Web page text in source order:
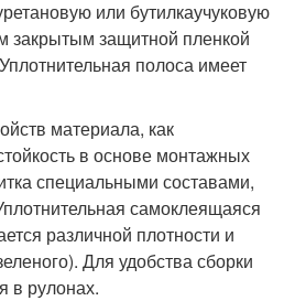
или бутилкаучуковую
закрытым защитной пленкой
полоса имеет
материала, как
в основе монтажных
специальными составами,
самоклеящаяся
различной плотности и
Для удобства сборки
в рулонах.